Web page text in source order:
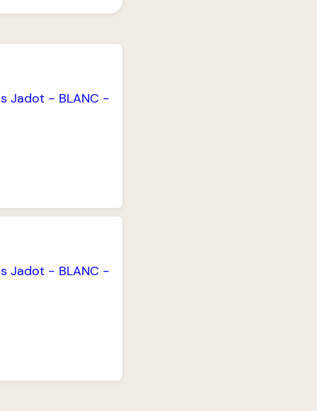
Jadot - BLANC -
Jadot - BLANC -